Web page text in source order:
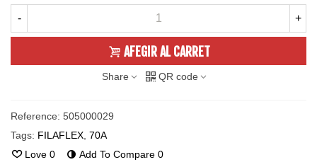
- +
AFEGIR AL CARRET
Share QR code
Reference: 505000029
Tags: FILAFLEX 70A
Love 0 Add To Compare 0